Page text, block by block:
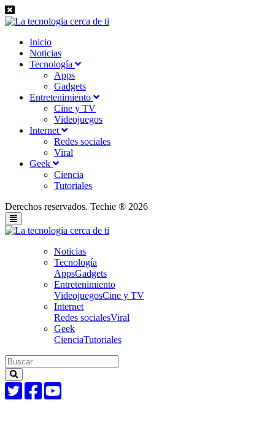
Inicio
Noticias
Tecnología
Apps
Gadgets
Entretenimiento
Cine y TV
Videojuegos
Internet
Redes sociales
Viral
Geek
Ciencia
Tutoriales
Derechos reservados. Techie ® 2026
Noticias
Tecnología
AppsGadgets
Entretenimiento
VideojuegosCine y TV
Internet
Redes socialesViral
Geek
CienciaTutoriales